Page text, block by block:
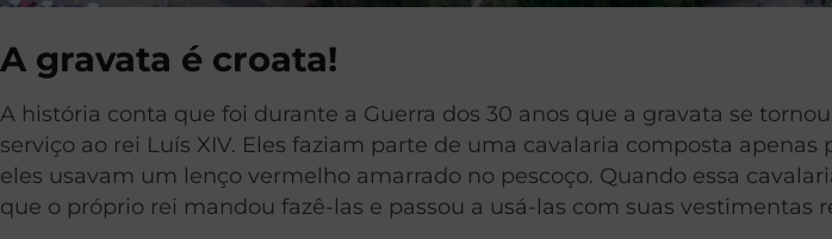
A gravata é croata!
A história conta que foi durante a Guerra dos 30 anos que a gravata se
serviço ao rei Luís XIV. Eles faziam parte de uma cavalaria composta
eles usavam um lenço vermelho amarrado no pescoço. Quando essa
que o próprio rei mandou fazê-las e passou a usá-las com suas vestimentas